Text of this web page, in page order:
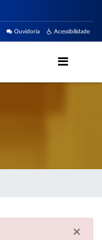
Acessibilidade
Ouvidoria
×